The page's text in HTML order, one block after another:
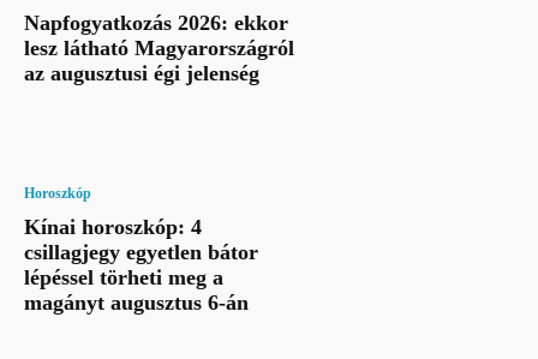
Napfogyatkozás 2026: ekkor
lesz látható Magyarországról
az augusztusi égi jelenség
Horoszkóp
Kínai horoszkóp: 4
csillagjegy egyetlen bátor
lépéssel törheti meg a
magányt augusztus 6-án